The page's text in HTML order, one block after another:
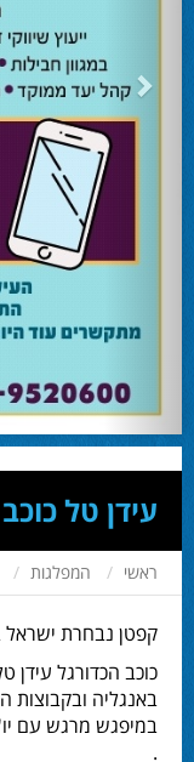
השרה מירי רגב קוראת לבוא
השרה מירי רגב קוראת לבוא
אוהד שגב הפסיד בעכו
עמיחי בן שלוש מקורבו של השר
מחל זכתה במנדט אחד בבאר
עו''ד אמנון כהן שעומד בראש
בוקר שהתמודד אף הוא למועצה
המשבר בליכוד העולמי
האם ההסכם של מיקי זוהר מחזק
או הדחה? ומה יחליט בעתיד
המלא - עמ' 4.
עידן טל
ראשי המפלגות
קפטן נבחרת ישראל
כוכב הכדורגל
באנגליה ובקבוצות
במיפגש מרגש עם
.